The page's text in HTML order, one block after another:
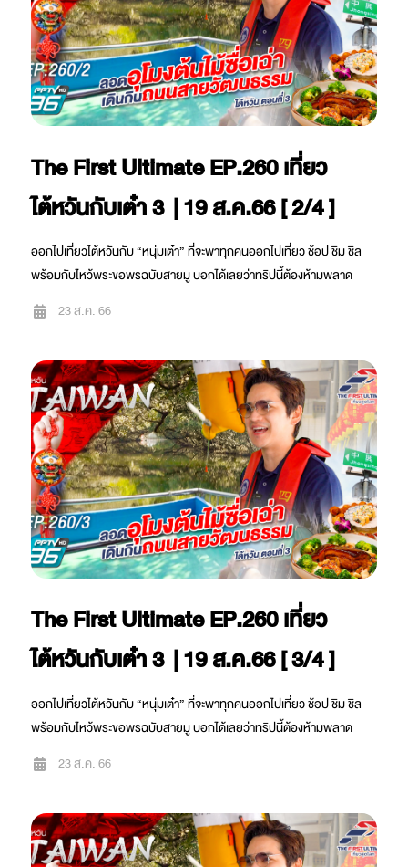
The First Ultimate EP.260 เที่ยว
ไต้หวันกับเต๋า 3 | 19 ส.ค.66 [ 2/4 ]
ออกไปเที่ยวไต้หวันกับ “หนุ่มเต๋า” ที่จะพาทุกคนออกไปเที่ยว ช้อป ชิม ชิล
พร้อมกับไหว้พระขอพรฉบับสายมู บอกได้เลยว่าทริปนี้ต้องห้ามพลาด
23 ส.ค. 66
The First Ultimate EP.260 เที่ยว
ไต้หวันกับเต๋า 3 | 19 ส.ค.66 [ 3/4 ]
ออกไปเที่ยวไต้หวันกับ “หนุ่มเต๋า” ที่จะพาทุกคนออกไปเที่ยว ช้อป ชิม ชิล
พร้อมกับไหว้พระขอพรฉบับสายมู บอกได้เลยว่าทริปนี้ต้องห้ามพลาด
23 ส.ค. 66